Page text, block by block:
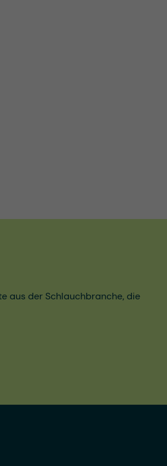
aus der Schlauchbranche, die